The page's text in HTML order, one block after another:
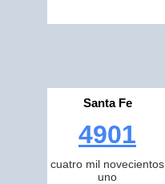
Santa Fe
4901
cuatro mil novecientos
uno